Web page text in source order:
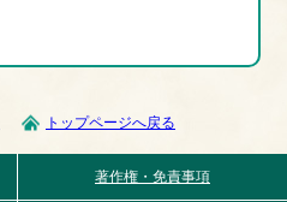
トップページへ戻る
著作権・免責事項